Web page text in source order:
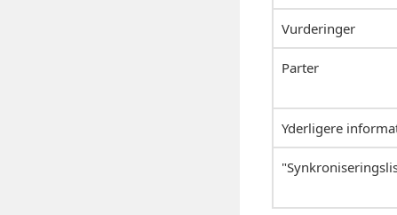
Vurderinger
Parter
Yderligere